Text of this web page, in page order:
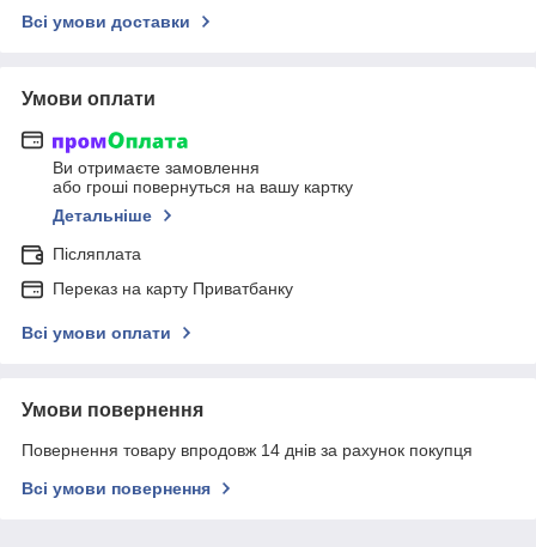
Всі умови доставки
Умови оплати
Ви отримаєте замовлення
або гроші повернуться на вашу картку
Детальніше
Післяплата
Переказ на карту Приватбанку
Всі умови оплати
Умови повернення
Повернення товару впродовж 14 днів за рахунок покупця
Всі умови повернення